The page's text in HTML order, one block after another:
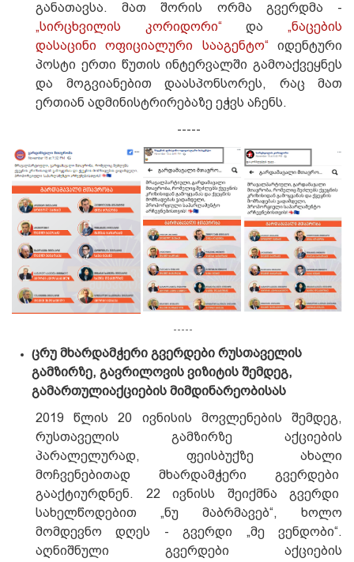
განათავსა. მათ შორის ორმა გვერდმა -
„სირცხვილის კორიდორი“და „ნაცების
დასაცინი ოფიციალური სააგენტო“იდენტური
პოსტი ერთი წუთის ინტერვალში გამოაქვეყნეს
და მოგვიანებით დაასპონსორეს, რაც მათ
ერთიან ადმინისტრირებაზე ეჭვს აჩენს.
-----
-----
ცრუ მხარდამჭერი გვერდები რუსთაველის
გამზირზე, გავრილოვის ვიზიტის შემდეგ,
გამართულიაქციების მიმდინარეობისას
2019 წლის 20 ივნისის მოვლენების შემდეგ,
რუსთაველის გამზირზე აქციების
პარალელურად, ფეისბუქზე ახალი
მოჩვენებითად მხარდამჭერი გვერდები
გააქტიურდნენ. 22 ივნისს შეიქმნა გვერდი
სახელწოდებით „ნუ მაბრმავებ“, ხოლო
მომდევნო დღეს - გვერდი „მე ვენდობი“.
აღნიშნული გვერდები აქციების